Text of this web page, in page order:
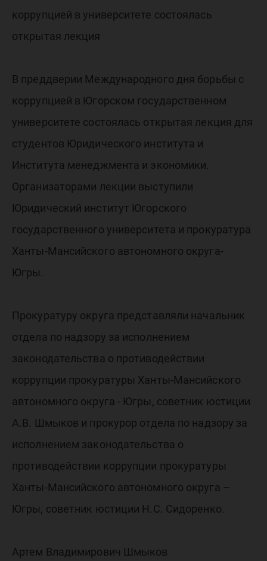
коррупцией в университете состоялась
открытая лекция
В преддверии Международного дня борьбы с
коррупцией в Югорском государственном
университете состоялась открытая лекция для
студентов Юридического института и
Института менеджмента и экономики.
Организаторами лекции выступили
Юридический институт Югорского
государственного университета и прокуратура
Ханты-Мансийского автономного округа-
Югры.
Прокуратуру округа представляли начальник
отдела по надзору за исполнением
законодательства о противодействии
коррупции прокуратуры Ханты-Мансийского
автономного округа - Югры, советник юстиции
А.В. Шмыков и прокурор отдела по надзору за
исполнением законодательства о
противодействии коррупции прокуратуры
Ханты-Мансийского автономного округа –
Югры, советник юстиции Н.С. Сидоренко.
Артем Владимирович Шмыков